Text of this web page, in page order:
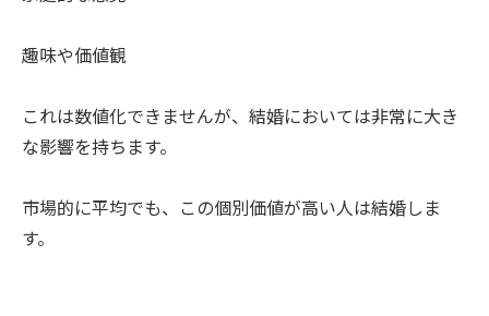
趣味や価値観
これは数値化できませんが、結婚においては非常に大き
な影響を持ちます。
市場的に平均でも、この個別価値が高い人は結婚しま
す。